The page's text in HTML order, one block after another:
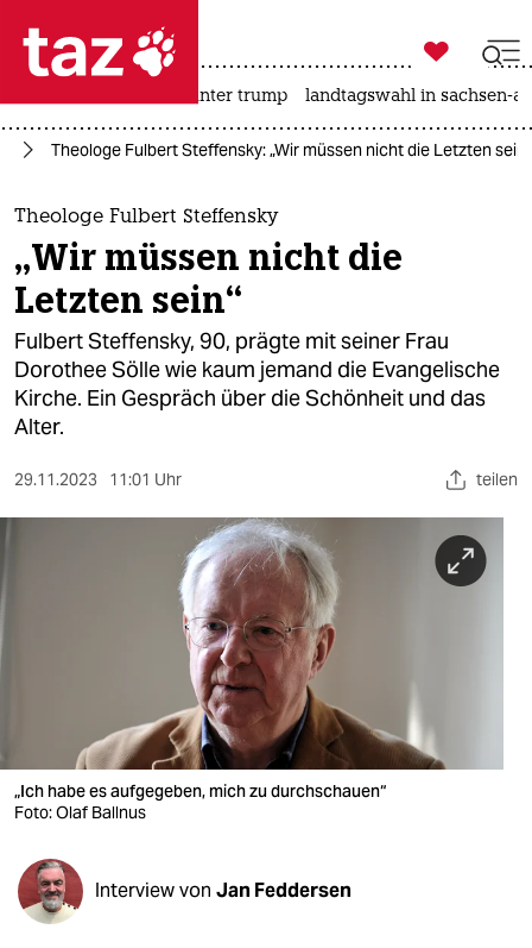
 taz zahl ich
taz zahl ich
themen
politik
öko
gesellschaft
kultur
sport
veranstaltungen
fragen & hilfe
unterstützen

taz zahl ich
usa unter trump landtagswahl in sachsen-
Theologe Fulbert Steffensky: „Wir müssen nicht die Letzten sein“
Theologe Fulbert Steffensky
„Wir müssen nicht die
Letzten sein“
Fulbert Steffensky, 90, prägte mit seiner Frau
Dorothee Sölle wie kaum jemand die Evangelische
Kirche. Ein Gespräch über die Schönheit und das
Alter.
29.11.2023 11:01 Uhr teilen
„Ich habe es aufgegeben, mich zu durchschauen“
Foto: Olaf Ballnus
Interview von Jan Feddersen